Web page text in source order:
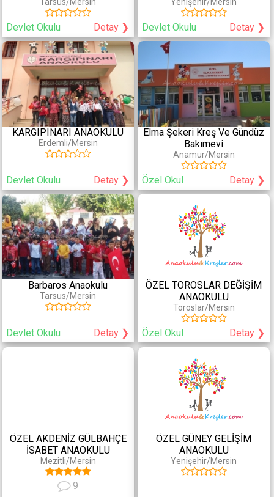
Sportif Aktiviteler
Yüzme
Yoga
Pilates
Jimnastik
Tenis
Binicilik
Sanatsal Aktiviteler
Yaratıcı Drama
Dans
Müzik
Orff
Koro
Puan/Yorum
Yorum olan okullar
Puan(en az)
Devlet Okulu Detay ❯ Devlet Okulu Detay ❯
KARGIPINARI ANAOKULU
Erdemli/Mersin
Devlet Okulu Detay ❯
Elma Şekeri Kreş Ve Gündüz
Bakımevi
Anamur/Mersin
Özel Okul Detay ❯
Barbaros Anaokulu
Tarsus/Mersin
Devlet Okulu Detay ❯
ÖZEL TOROSLAR DEĞİŞİM
ANAOKULU
Toroslar/Mersin
Özel Okul Detay ❯
ÖZEL AKDENİZ GÜLBAHÇE
İSABET ANAOKULU
Mezitli/Mersin
9
ÖZEL GÜNEY GELİŞİM
ANAOKULU
Yenişehir/Mersin